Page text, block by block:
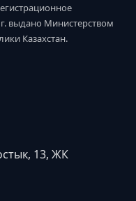
выдано Министерством
Казахстан.
13, ЖК